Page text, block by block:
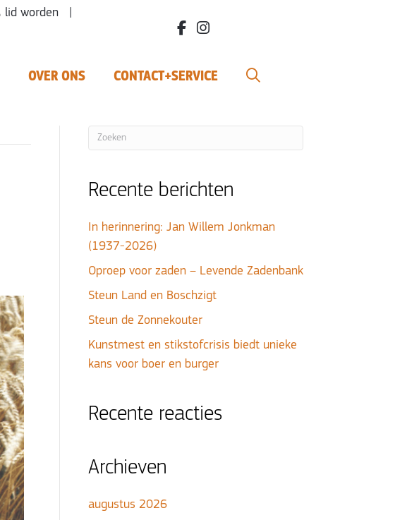
lid worden |
facebook.com/bdvereniging/
instagram.com/leefbiodynamisch/
OVER ONS CONTACT+SERVICE
Recente berichten
In herinnering: Jan Willem Jonkman
(1937-2026)
Oproep voor zaden – Levende Zadenbank
Steun Land en Boschzigt
Steun de Zonnekouter
Kunstmest en stikstofcrisis biedt unieke
kans voor boer en burger
Recente reacties
Archieven
augustus 2026